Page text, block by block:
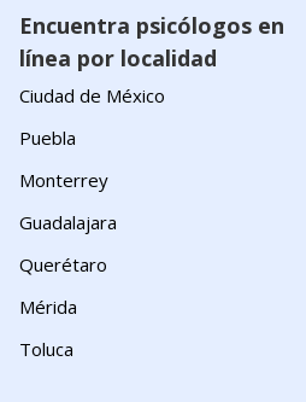
Encuentra psicólogos en
línea por localidad
Ciudad de México
Puebla
Monterrey
Guadalajara
Querétaro
Mérida
Toluca